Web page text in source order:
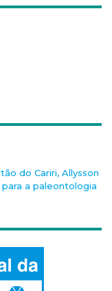
do Cariri, Allysson
a paleontologia